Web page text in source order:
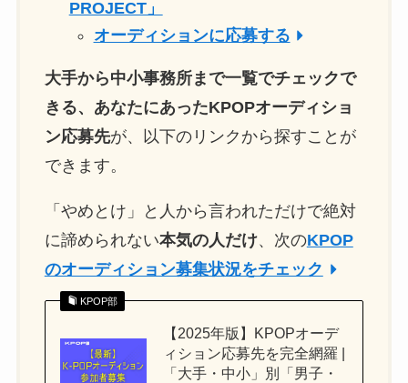
PROJECT」
オーディションに応募する
大手から中小事務所まで一覧でチェックで
きる、あなたにあったKPOPオーディショ
ン応募先が、以下のリンクから探すことが
できます。
「やめとけ」と人から言われただけで絶対
に諦められない本気の人だけ、次のKPOP
のオーディション募集状況をチェック
KPOP部
【2025年版】KPOPオーデ
ィション応募先を完全網羅 |
「大手・中小」別「男子・